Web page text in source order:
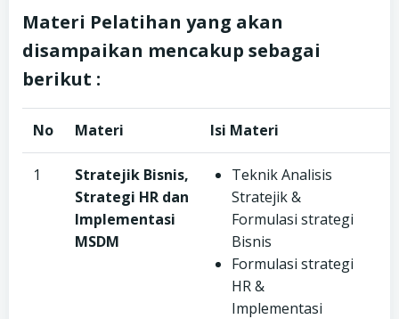
Materi Pelatihan yang akan
disampaikan mencakup sebagai
berikut :
No Materi Isi Materi
1 Stratejik Bisnis,
Strategi HR dan
Implementasi
MSDM
Teknik Analisis
Stratejik &
Formulasi strategi
Bisnis
Formulasi strategi
HR &
Implementasi